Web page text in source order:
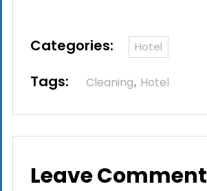
Categories: Hotel
Tags: Cleaning Hotel
Leave Comment